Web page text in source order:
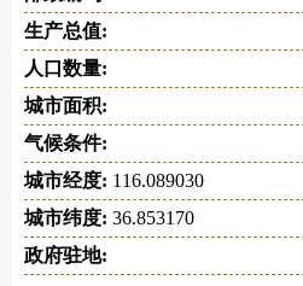
生产总值:
人口数量:
城市面积:
气候条件:
城市经度: 116.089030
城市纬度: 36.853170
政府驻地: